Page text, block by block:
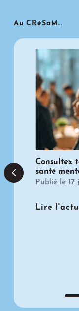
Au CRéSaM...
Consultez
santé
Publié le
Lire